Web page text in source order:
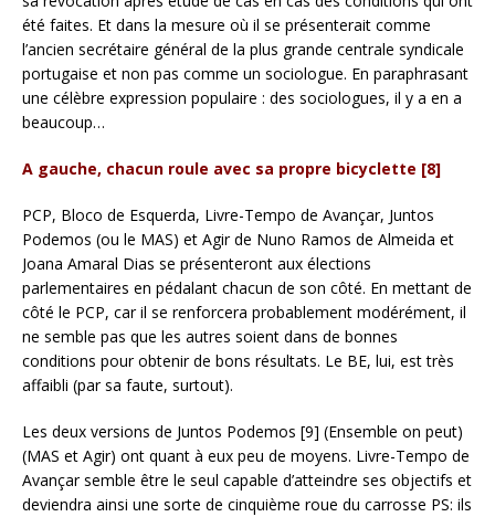
été faites. Et dans la mesure où il se présenterait comme
l’ancien secrétaire général de la plus grande centrale syndicale
portugaise et non pas comme un sociologue. En paraphrasant
une célèbre expression populaire : des sociologues, il y a en a
beaucoup…
A gauche, chacun roule avec sa propre bicyclette [8]
PCP, Bloco de Esquerda, Livre-Tempo de Avançar, Juntos
Podemos (ou le MAS) et Agir de Nuno Ramos de Almeida et
Joana Amaral Dias se présenteront aux élections
parlementaires en pédalant chacun de son côté. En mettant de
côté le PCP, car il se renforcera probablement modérément, il
ne semble pas que les autres soient dans de bonnes
conditions pour obtenir de bons résultats. Le BE, lui, est très
affaibli (par sa faute, surtout).
Les deux versions de Juntos Podemos [9] (Ensemble on peut)
(MAS et Agir) ont quant à eux peu de moyens. Livre-Tempo de
Avançar semble être le seul capable d’atteindre ses objectifs et
deviendra ainsi une sorte de cinquième roue du carrosse PS: ils